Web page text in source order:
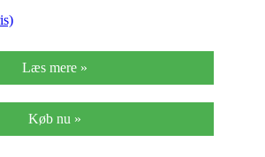
Læs mere »
Køb nu »